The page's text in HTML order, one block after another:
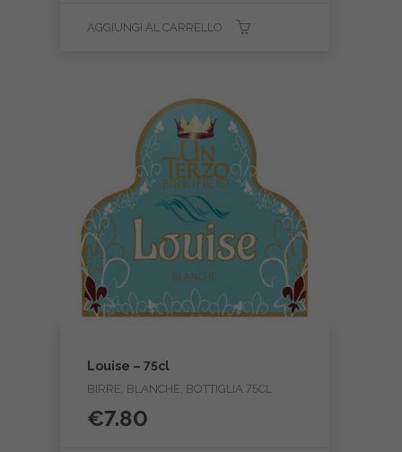
AGGIUNGI AL CARRELLO
Louise – 75cl
BIRRE, BLANCHE, BOTTIGLIA 75CL
€7.80